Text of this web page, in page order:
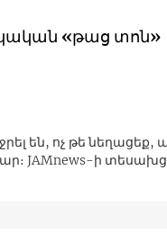
«թաց տոն»
են, ոչ թե նեղացեք,
JAMnews-ի